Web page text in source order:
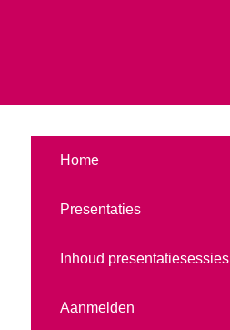
Home
Presentaties
Inhoud presentatiesessies
Aanmelden